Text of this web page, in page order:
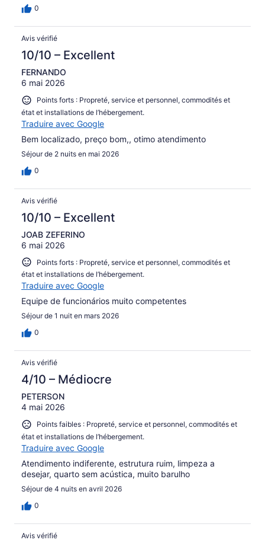
0
Avis vérifié
10/10 – Excellent
FERNANDO
6 mai 2026
Points forts : Propreté, service et personnel, commodités et
état et installations de l’hébergement.
Traduire avec Google
Bem localizado, preço bom,, otimo atendimento
Séjour de 2 nuits en mai 2026
0
Avis vérifié
10/10 – Excellent
JOAB ZEFERINO
6 mai 2026
Points forts : Propreté, service et personnel, commodités et
état et installations de l’hébergement.
Traduire avec Google
Equipe de funcionários muito competentes
Séjour de 1 nuit en mars 2026
0
Avis vérifié
4/10 – Médiocre
PETERSON
4 mai 2026
Points faibles : Propreté, service et personnel, commodités et
état et installations de l’hébergement.
Traduire avec Google
Atendimento indiferente, estrutura ruim, limpeza a
desejar, quarto sem acústica, muito barulho
Séjour de 4 nuits en avril 2026
0
Avis vérifié